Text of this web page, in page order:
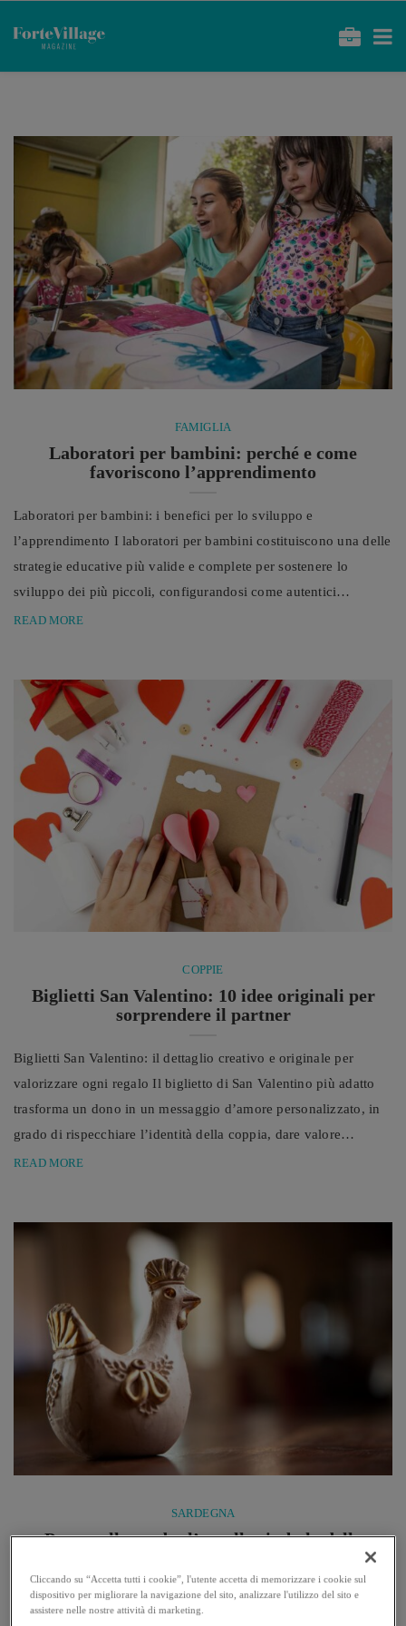
FAMIGLIA
Laboratori per bambini: perché e come
favoriscono l’apprendimento
Laboratori per bambini: i benefici per lo sviluppo e
l’apprendimento I laboratori per bambini costituiscono una delle
strategie educative più valide e complete per sostenere lo
sviluppo dei più piccoli, configurandosi come autentici
strumenti pedagogici che uniscono gioco, esperienza diretta e
perché riescono a trasformare il momento dell’apprendimento in
un’attività viva, concreta e partecipata. In un ...
READ MORE
COPPIE
Biglietti San Valentino: 10 idee originali per
sorprendere il partner
Biglietti San Valentino: il dettaglio creativo e originale per
valorizzare ogni regalo Il biglietto di San Valentino più adatto
trasforma un dono in un messaggio d’amore personalizzato, in
grado di rispecchiare l’identità della coppia, dare valore
all’esperienza condivisa e comunicare in modo autentico le
stessa, perché è proprio attraverso le parole, i dettagli ...
READ MORE
SARDEGNA
Pavoncella sarda: l’uccello simbolo della
Sardegna e icona dell’artigianato ceramico
Dalla natura all’arte: la pavoncella sarda e il suo valore
Cliccando su “Accetta tutti i cookie”, l'utente accetta di memorizzare i cookie sul
dispositivo per migliorare la navigazione del sito, analizzare l'utilizzo del sito e
assistere nelle nostre attività di marketing.